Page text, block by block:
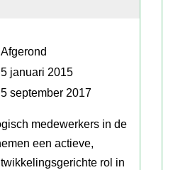
Afgerond
5 januari 2015
5 september 2017
medewerkers in de
een actieve,
rol in